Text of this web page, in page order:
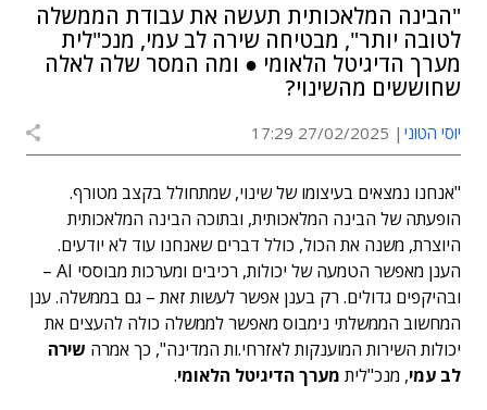
"הבינה המלאכותית תעשה את עבודת הממשלה
לטובה יותר", מבטיחה שירה לב עמי, מנכ"לית
מערך הדיגיטל הלאומי ● ומה המסר שלה לאלה
שחוששים מהשינוי?
יוסי הטוני 27/02/2025 17:29
"אנחנו נמצאים בעיצומו של שינוי, שמתחולל בקצב מטורף.
הופעתה של הבינה המלאכותית, ובתוכה הבינה המלאכותית
היוצרת, משנה את הכול, כולל דברים שאנחנו עוד לא יודעים.
הענן מאפשר הטמעה של יכולות, רכיבים ומערכות מבוססי AI –
ובהיקפים גדולים. רק בענן אפשר לעשות זאת – גם בממשלה. ענן
המחשוב הממשלתי נימבוס מאפשר לממשלה כולה להעצים את
יכולות השירות המוענקות לאזרחי.ות המדינה", כך אמרה שירה
לב עמי, מנכ"לית מערך הדיגיטל הלאומי.